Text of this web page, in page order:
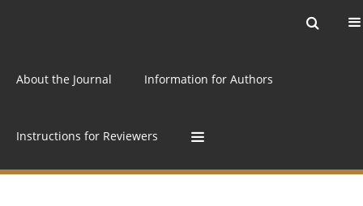
About the Journal Information for Authors
Instructions for Reviewers